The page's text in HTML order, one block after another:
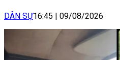
DÂN SỰ16:45 | 09/08/2026